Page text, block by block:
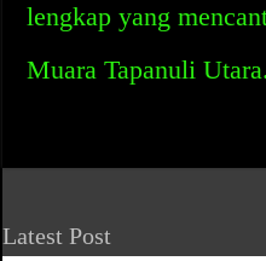
lengkap yang
Muara Tapanuli Utara.
Latest Post